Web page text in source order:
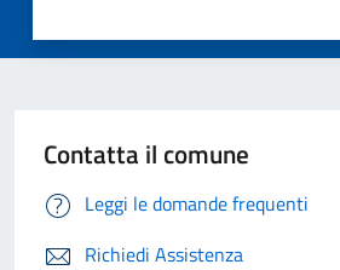
Contatta il comune
Leggi le domande frequenti
Richiedi Assistenza